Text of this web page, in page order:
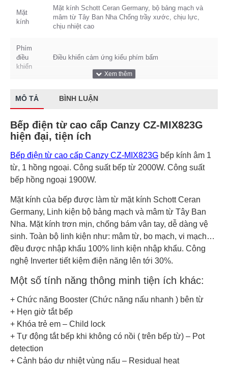
Mặt
kính
Mặt kính Schott Ceran Germany, bộ bảng mạch và
mâm từ Tây Ban Nha Chống trầy xước, chịu lực,
chịu nhiệt cao
Phím
điều
khiển
Điều khiển cảm ứng kiểu phím bấm
Tính
năng an
+ Hẹn giờ tắt bếp + Khóa trẻ em – Child lock + Tự
heat + Hệ thống bảo vệ an toàn quá nhiệt, quá áp
suất
tiêu thụ
Công suất bếp từ: 2000W, Booster: 2400W Công suất
bếp hồng ngoại 2 vòng nhiệt : 2400W
hiệu
nghệ
Inverter
Tiết kiệm 30% điện năng
MÔ TẢ BÌNH LUẬN
Bếp điện từ cao cấp Canzy CZ-MIX823G
hiện đại, tiện ích
Bếp điện từ cao cấp Canzy CZ-MIX823G bếp kính âm 1
từ, 1 hồng ngoại. Công suất bếp từ 2000W. Công suất
bếp hồng ngoại 1900W.
Mặt kính của bếp được làm từ mặt kính Schott Ceran
Germany, Linh kiện bộ bảng mạch và mâm từ Tây Ban
Nha. Mặt kính trơn mịn, chống bám vân tay, dễ dàng vệ
sinh. Toàn bộ linh kiện như: mâm từ, bo mạch, vi mạch…
đều được nhập khẩu 100% linh kiện nhập khẩu. Công
nghệ Inverter tiết kiệm điện năng lên tới 30%.
Một số tính năng thông minh tiện ích khác:
+ Chức năng Booster (Chức năng nấu nhanh ) bên từ
+ Hẹn giờ tắt bếp
+ Khóa trẻ em – Child lock
+ Tự động tắt bếp khi không có nồi ( trên bếp từ) – Pot
detection
+ Cảnh báo dư nhiệt vùng nấu – Residual heat